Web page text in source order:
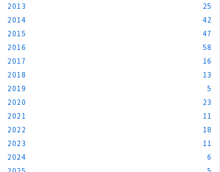
2013
25
2014
42
2015
47
2016
58
2017
16
2018
13
2019
5
2020
23
2021
11
2022
18
2023
11
2024
6